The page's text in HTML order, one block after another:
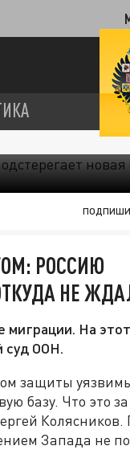
РОССИЮ
НЕ
На
суд ООН.
защиты
базу. Что это
Колясников.
Запада не